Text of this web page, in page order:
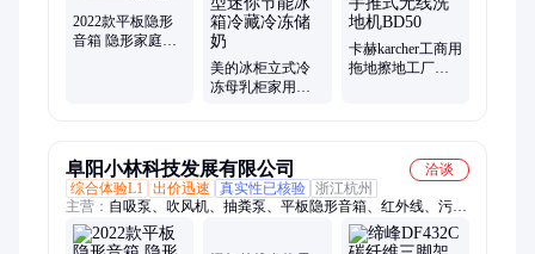
2022款平板隐形
音箱 隐形家庭影
美的冰柜立式冷
冻母乳柜家用抽
卡赫karcher工商用
拖地擦地工厂车
阜阳小林科技发展有限公司
洽谈
综合体验L1
出价迅速 真实性已核验 浙江杭州
主营： 自吸泵、吹风机、抽粪泵、平板隐形音箱、红外线、污水
泵、吹地机、合缝机、储物柜、增压泵、升降机、机械表、净化
器、柴油泵、配电箱、气垫床、游泳圈、风幕机、上料机、抽水